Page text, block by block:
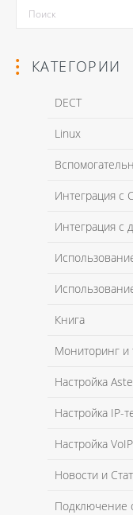
Я даю согласие на
в соответствии с
Я даю согласие на
в соответствии с
КАТЕГОРИИ
DECT
Linux
Интеграция с
Интеграция с
Книга
Мониторинг и
Настройка
Настройка IP-
Настройка
Новости и
Подключение